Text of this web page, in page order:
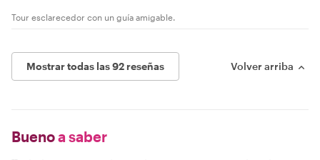
Tour esclarecedor con un guía amigable.
Mostrar todas las 92 reseñas Volver arriba
Buenoa saber